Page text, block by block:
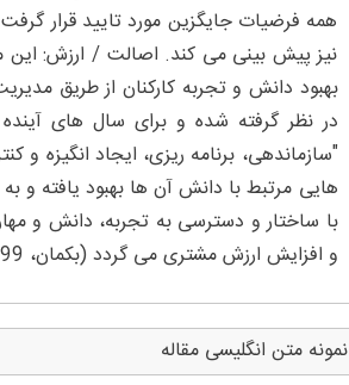
همه فرضیات جایگزین مورد تایید قرار
نیز پیش بینی می کند. اصالت / ارزش: این
بهبود دانش و تجربه کارکنان از طریق
"سازماندهی، برنامه ریزی، ایجاد انگیزه و
با ساختار و دسترسی به تجربه، دانش و
و افزایش ارزش مشتری می گردد (بکمان، 1999).
نمونه متن انگلیسی مقاله